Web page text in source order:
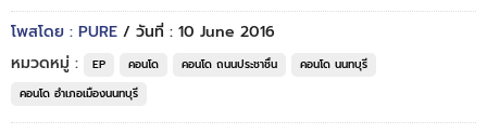
โพสโดย : PURE / วันที่ : 10 June 2016
หมวดหมู่ :
EP คอนโด คอนโด ถนนประชาชื่น
คอนโด นนทบุรี
คอนโด อำเภอเมืองนนทบุรี